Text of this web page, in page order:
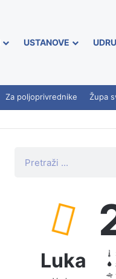
USTANOVE
Za poljoprivrednike Župa
Luka